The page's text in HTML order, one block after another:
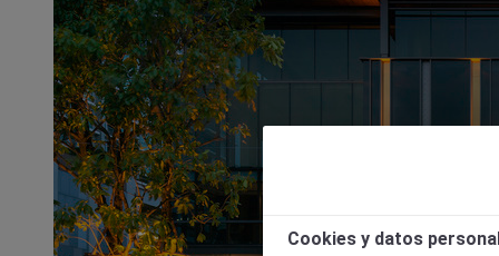
Cookies y datos